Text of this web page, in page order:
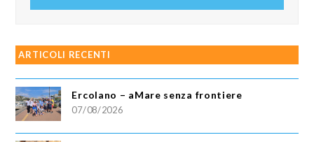
ARTICOLI RECENTI
Ercolano – aMare senza frontiere
07/08/2026